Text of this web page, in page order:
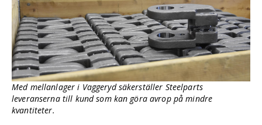
Med mellanlager i Vaggeryd säkerställer Steelparts
leveranserna till kund som kan göra avrop på mindre
kvantiteter.